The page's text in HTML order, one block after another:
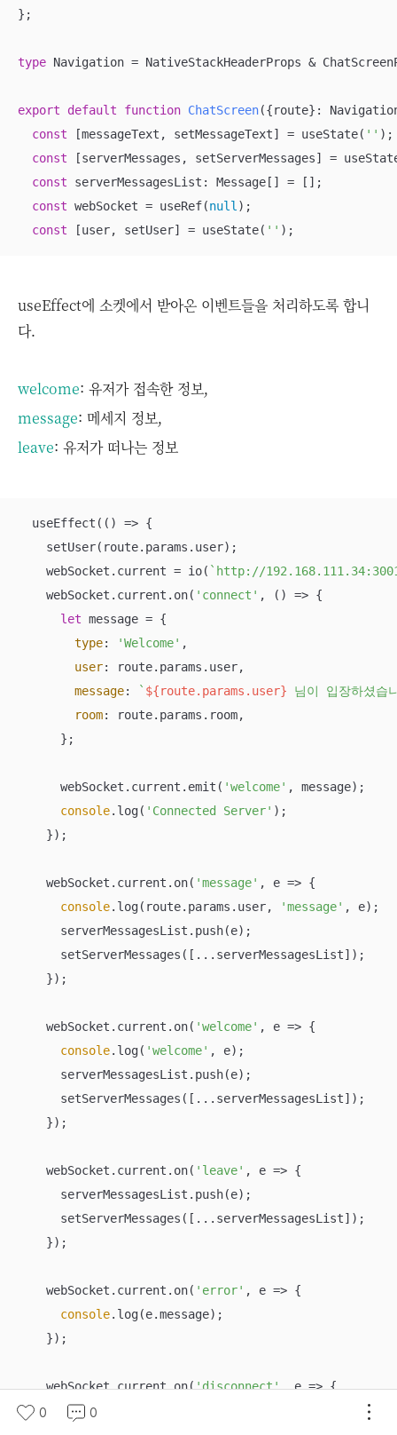
};
type Navigation = NativeStackHeaderProps &
export default function ChatScreen({route}:
const [messageText, setMessageText] = useState( '' );
const [serverMessages, setServerMessages] =
const serverMessagesList: Message[] = [];
const webSocket = useRef(null );
const [user, setUser] = useState( '' );
useEffect에 소켓에서 받아온 이벤트들을 처리하도록 합니
다.
welcome: 유저가 접속한 정보,
message: 메세지 정보,
leave: 유저가 떠나는 정보
  useEffect(
() => {
    setUser(route.params.user);
    webSocket.current = io(
`http://
    webSocket.current.on(
'connect' , () => {
let message = {
type: 'Welcome' ,
user: route.params.user,
message: ` ${route.params.user} 님이 입장하셨습
room: route.params.room,
      };
      webSocket.current.emit(
'welcome' , message);
console.log( 'Connected Server' );
    });
    webSocket.current.on(
'message' , e => {
console.log(route.params.user, 'message' , e);
      serverMessagesList.push(e);
      setServerMessages([...serverMessagesList]);
    });
    webSocket.current.on(
'welcome' , e => {
console.log( 'welcome' , e);
      serverMessagesList.push(e);
      setServerMessages([...serverMessagesList]);
    });
    webSocket.current.on(
'leave' , e => {
      serverMessagesList.push(e);
      setServerMessages([...serverMessagesList]);
    });
    webSocket.current.on(
'error' , e => {
console.log(e.message);
    });
    webSocket.current.on(
'disconnect', e => {
console
'Disconnected. Check internet or
0 0